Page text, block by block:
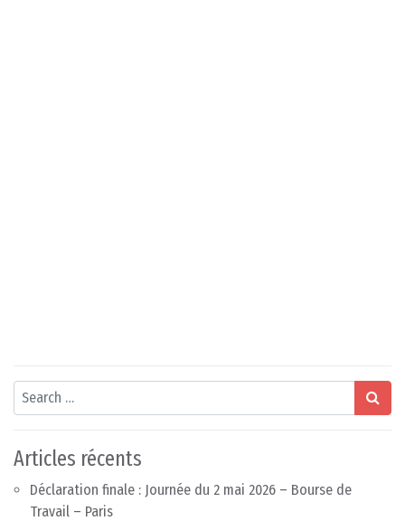
Search
Articles récents
Déclaration finale : Journée du 2 mai 2026 – Bourse de
Travail – Paris